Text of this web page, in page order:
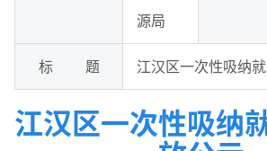
源局
标 题 江汉区一次性吸纳
江汉区一次性吸纳